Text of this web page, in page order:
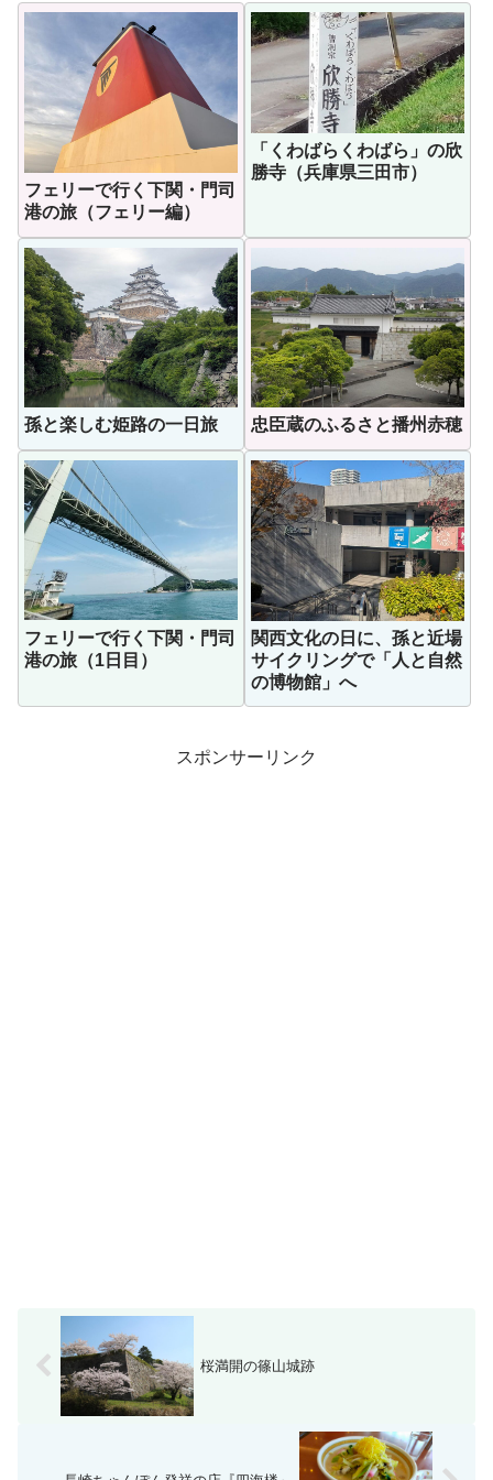
フェリーで行く下関・門司
港の旅（フェリー編）
「くわばらくわばら」の欣
勝寺（兵庫県三田市）
孫と楽しむ姫路の一日旅 忠臣蔵のふるさと播州赤穂
フェリーで行く下関・門司
港の旅（1日目）
関西文化の日に、孫と近場
サイクリングで「人と自然
の博物館」へ
スポンサーリンク
桜満開の篠山城跡